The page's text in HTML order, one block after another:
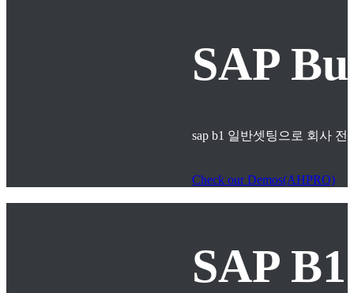
SAP
sap b1 일반셋팅으로 회사
Check our Demos(AHPRO)
SAP